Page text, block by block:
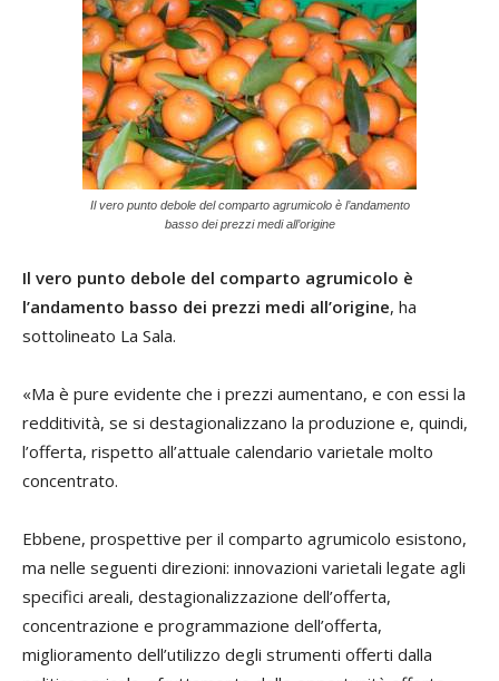
Il vero punto debole del comparto agrumicolo è l’andamento
basso dei prezzi medi all’origine
Il vero punto debole del comparto agrumicolo è
l’andamento basso dei prezzi medi all’origine, ha
sottolineato La Sala.
«Ma è pure evidente che i prezzi aumentano, e con essi la
redditività, se si destagionalizzano la produzione e, quindi,
l’offerta, rispetto all’attuale calendario varietale molto
concentrato.
Ebbene, prospettive per il comparto agrumicolo esistono,
ma nelle seguenti direzioni: innovazioni varietali legate agli
specifici areali, destagionalizzazione dell’offerta,
concentrazione e programmazione dell’offerta,
miglioramento dell’utilizzo degli strumenti offerti dalla